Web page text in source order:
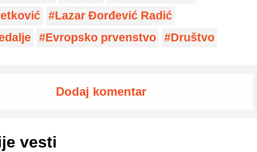
Lazar Đorđević Radić
Evropsko prvenstvo Društvo
Dodaj komentar
vesti